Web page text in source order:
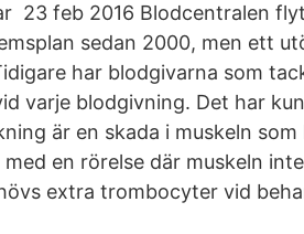
23 feb 2016 Blodcentralen
sedan 2000, men ett
har blodgivarna som
varje blodgivning. Det har
är en skada i muskeln
en rörelse där muskeln
extra trombocyter vid